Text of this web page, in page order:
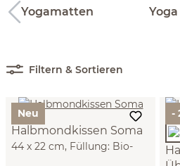
Yogamatten
Filtern & Sortieren
Neu
Halbmondkissen Soma
44 x 22 cm, Füllung: Bio-
-